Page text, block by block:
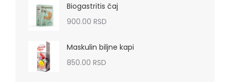
Biogastritis čaj
900.00 RSD
Maskulin biljne kapi
850.00 RSD